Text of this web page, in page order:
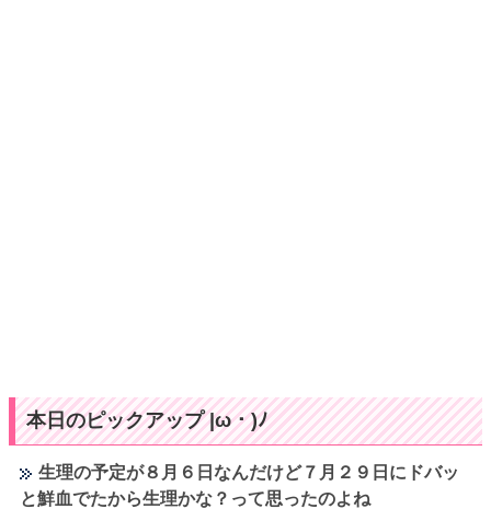
本日のピックアップ |ω・)ﾉ
生理の予定が８月６日なんだけど７月２９日にドバッ
と鮮血でたから生理かな？って思ったのよね